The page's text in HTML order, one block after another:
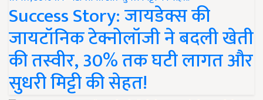
Success Story: जायडेक्स की
जायटॉनिक टेक्नोलॉजी ने बदली खेती
की तस्वीर, 30% तक घटी लागत और
सुधरी मिट्टी की सेहत!